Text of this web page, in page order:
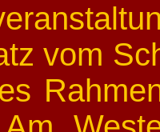
vom